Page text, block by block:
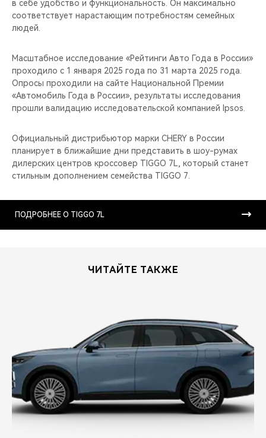
в себе удобство и функциональность. Он максимально
соответствует нарастающим потребностям семейных
людей.
Масштабное исследование «Рейтинги Авто Года в России»
проходило с 1 января 2025 года по 31 марта 2025 года.
Опросы проходили на сайте Национальной Премии
«Автомобиль Года в России», результаты исследования
прошли валидацию исследовательской компанией Ipsos.
Официальный дистрибьютор марки CHERY в России
планирует в ближайшие дни представить в шоу-румах
дилерских центров кроссовер TIGGO 7L, который станет
стильным дополнением семейства TIGGO 7.
ПОДРОБНЕЕ О TIGGO 7L
ЧИТАЙТЕ ТАКЖЕ